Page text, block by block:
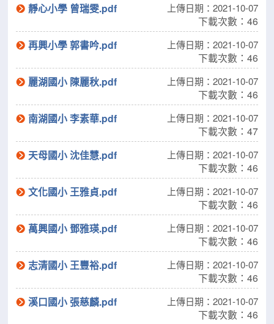
靜心小學 曾瑞雯.pdf 上傳日期：2021-10-07
下載次數：46
再興小學 郭書吟.pdf 上傳日期：2021-10-07
下載次數：46
麗湖國小 陳麗秋.pdf 上傳日期：2021-10-07
下載次數：46
南湖國小 李素華.pdf 上傳日期：2021-10-07
下載次數：47
天母國小 沈佳慧.pdf 上傳日期：2021-10-07
下載次數：46
文化國小 王雅貞.pdf 上傳日期：2021-10-07
下載次數：46
萬興國小 鄧雅瑛.pdf 上傳日期：2021-10-07
下載次數：46
志清國小 王豐裕.pdf 上傳日期：2021-10-07
下載次數：46
溪口國小 張慈麟.pdf 上傳日期：2021-10-07
下載次數：46